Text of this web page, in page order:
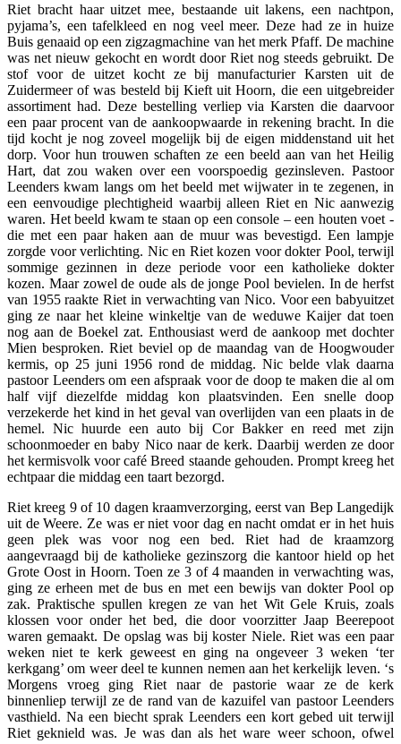
Riet bracht haar uitzet mee, bestaande uit lakens, een nachtpon,
pyjama’s, een tafelkleed en nog veel meer. Deze had ze in huize
Buis genaaid op een zigzagmachine van het merk Pfaff. De machine
was net nieuw gekocht en wordt door Riet nog steeds gebruikt. De
stof voor de uitzet kocht ze bij manufacturier Karsten uit de
Zuidermeer of was besteld bij Kieft uit Hoorn, die een uitgebreider
assortiment had. Deze bestelling verliep via Karsten die daarvoor
een paar procent van de aankoopwaarde in rekening bracht. In die
tijd kocht je nog zoveel mogelijk bij de eigen middenstand uit het
dorp. Voor hun trouwen schaften ze een beeld aan van het Heilig
Hart, dat zou waken over een voorspoedig gezinsleven. Pastoor
Leenders kwam langs om het beeld met wijwater in te zegenen, in
een eenvoudige plechtigheid waarbij alleen Riet en Nic aanwezig
waren. Het beeld kwam te staan op een console – een houten voet -
die met een paar haken aan de muur was bevestigd. Een lampje
zorgde voor verlichting. Nic en Riet kozen voor dokter Pool, terwijl
sommige gezinnen in deze periode voor een katholieke dokter
kozen. Maar zowel de oude als de jonge Pool bevielen. In de herfst
van 1955 raakte Riet in verwachting van Nico. Voor een babyuitzet
ging ze naar het kleine winkeltje van de weduwe Kaijer dat toen
nog aan de Boekel zat. Enthousiast werd de aankoop met dochter
Mien besproken. Riet beviel op de maandag van de Hoogwouder
kermis, op 25 juni 1956 rond de middag. Nic belde vlak daarna
pastoor Leenders om een afspraak voor de doop te maken die al om
half vijf diezelfde middag kon plaatsvinden. Een snelle doop
verzekerde het kind in het geval van overlijden van een plaats in de
hemel. Nic huurde een auto bij Cor Bakker en reed met zijn
schoonmoeder en baby Nico naar de kerk. Daarbij werden ze door
het kermisvolk voor café Breed staande gehouden. Prompt kreeg het
echtpaar die middag een taart bezorgd.
Riet kreeg 9 of 10 dagen kraamverzorging, eerst van Bep Langedijk
uit de Weere. Ze was er niet voor dag en nacht omdat er in het huis
geen plek was voor nog een bed. Riet had de kraamzorg
aangevraagd bij de katholieke gezinszorg die kantoor hield op het
Grote Oost in Hoorn. Toen ze 3 of 4 maanden in verwachting was,
ging ze erheen met de bus en met een bewijs van dokter Pool op
zak. Praktische spullen kregen ze van het Wit Gele Kruis, zoals
klossen voor onder het bed, die door voorzitter Jaap Beerepoot
waren gemaakt. De opslag was bij koster Niele. Riet was een paar
weken niet te kerk geweest en ging na ongeveer 3 weken ‘ter
kerkgang’ om weer deel te kunnen nemen aan het kerkelijk leven. ‘s
Morgens vroeg ging Riet naar de pastorie waar ze de kerk
binnenliep terwijl ze de rand van de kazuifel van pastoor Leenders
vasthield. Na een biecht sprak Leenders een kort gebed uit terwijl
Riet geknield was. Je was dan als het ware weer schoon, ofwel